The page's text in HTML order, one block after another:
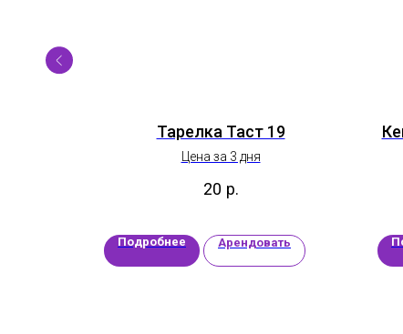
Тарелка Таст 19
Цена за 3 дня
20 р.
Подробнее Арендовать